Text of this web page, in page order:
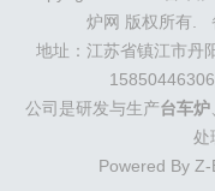
以辐射和对流方式迅速...
炉网 版权所有.
地址：江苏省镇江市
公司是研发与生产台车炉
处
Powered By Z-